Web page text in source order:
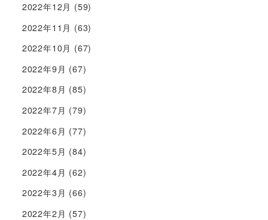
2022年12月 (59)
2022年11月 (63)
2022年10月 (67)
2022年9月 (67)
2022年8月 (85)
2022年7月 (79)
2022年6月 (77)
2022年5月 (84)
2022年4月 (62)
2022年3月 (66)
2022年2月 (57)